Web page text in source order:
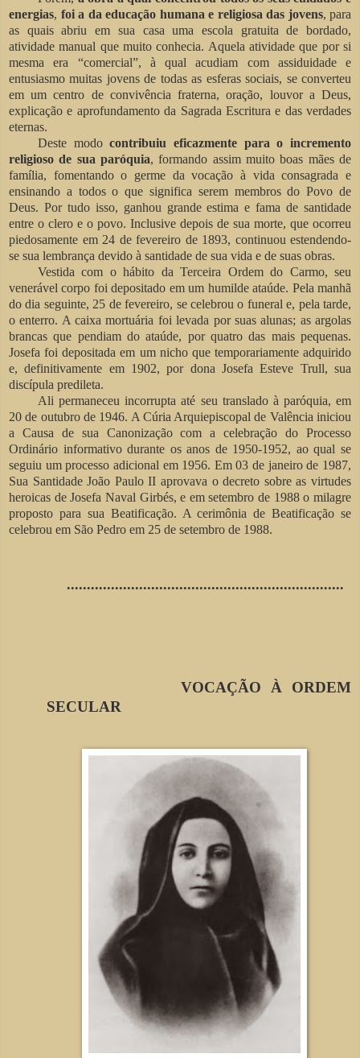
energias, foi a da educação humana e religiosa das jovens, para
as quais abriu em sua casa uma escola gratuita de bordado,
atividade manual que muito conhecia. Aquela atividade que por si
mesma era “comercial”, à qual acudiam com assiduidade e
entusiasmo muitas jovens de todas as esferas sociais, se converteu
em um centro de convivência fraterna, oração, louvor a Deus,
explicação e aprofundamento da Sagrada Escritura e das verdades
eternas.
Deste modocontribuiu eficazmente para o incremento
religioso de sua paróquia, formando assim muito boas mães de
família, fomentando o germe da vocação à vida consagrada e
ensinando a todos o que significa serem membros do Povo de
Deus. Por tudo isso, ganhou grande estima e fama de santidade
entre o clero e o povo. Inclusive depois de sua morte, que ocorreu
piedosamente em 24 de fevereiro de 1893, continuou estendendo-
se sua lembrança devido à santidade de sua vida e de suas obras.
Vestida com o hábito da Terceira Ordem do Carmo, seu
venerável corpo foi depositado em um humilde ataúde. Pela manhã
do dia seguinte, 25 de fevereiro, se celebrou o funeral e, pela tarde,
o enterro. A caixa mortuária foi levada por suas alunas; as argolas
brancas que pendiam do ataúde, por quatro das mais pequenas.
Josefa foi depositada em um nicho que temporariamente adquirido
e, definitivamente em 1902, por dona Josefa Esteve Trull, sua
discípula predileta.
Ali permaneceu incorrupta até seu translado à paróquia, em
20 de outubro de 1946. A Cúria Arquiepiscopal de Valência iniciou
a Causa de sua Canonização com a celebração do Processo
Ordinário informativo durante os anos de 1950-1952, ao qual se
seguiu um processo adicional em 1956. Em 03 de janeiro de 1987,
Sua Santidade João Paulo II aprovava o decreto sobre as virtudes
heroicas de Josefa Naval Girbés, e em setembro de 1988 o milagre
proposto para sua Beatificação. A cerimônia de Beatificação se
celebrou em São Pedro em 25 de setembro de 1988.
.....................................................................
VOCAÇÃO À ORDEM
SECULAR